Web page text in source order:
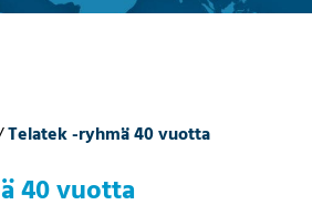
Telatek -ryhmä 40 vuotta
40 vuotta